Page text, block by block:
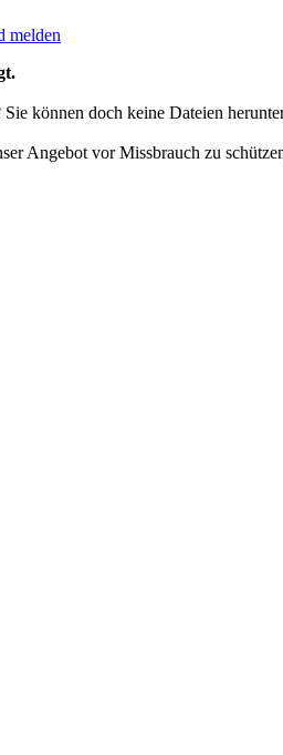
melden
können doch keine Dateien
Angebot vor Missbrauch zu